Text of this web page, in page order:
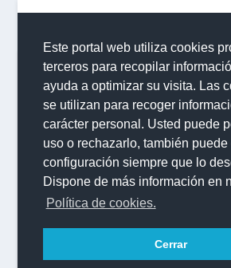
Este portal web utiliza cookies
terceros para recopilar
ayuda a optimizar su visita. Las
se utilizan para recoger
carácter personal. Usted puede
uso o rechazarlo, también puede
configuración siempre que lo
Dispone de más información en
Política de cookies.
Cerrar
COMPARTIR EN
EUROPA;
PARA AVANZAR:
ERASMUS+ JOB
SHADOWING EN
Publicado por IES Puerto de la Cruz -
11/04/2019|Actividades
Plus,Erasmus+ Escolar,Organismos,